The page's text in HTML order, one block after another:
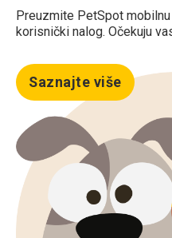
Preuzmite PetSpot
korisnički nalog. Očekuju
Saznajte više